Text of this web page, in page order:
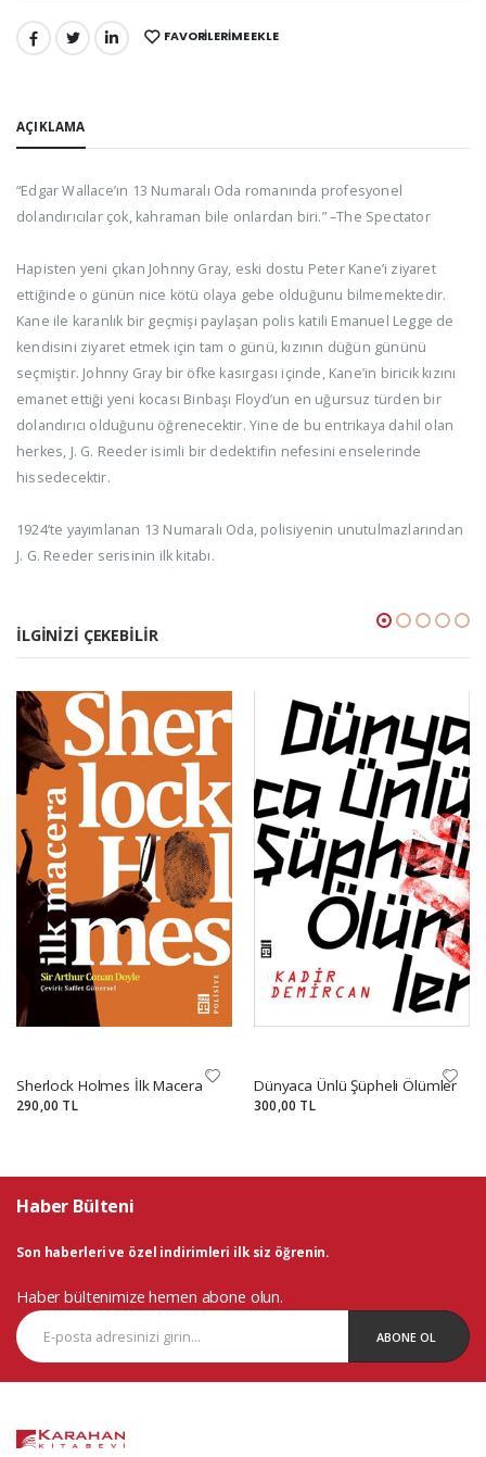
PAYLAŞ: FAVORILERIME EKLE
AÇIKLAMA
“Edgar Wallace’ın 13 Numaralı Oda romanında profesyonel
dolandırıcılar çok, kahraman bile onlardan biri.” –The Spectator
Hapisten yeni çıkan Johnny Gray, eski dostu Peter Kane’i ziyaret
ettiğinde o günün nice kötü olaya gebe olduğunu bilmemektedir.
Kane ile karanlık bir geçmişi paylaşan polis katili Emanuel Legge de
kendisini ziyaret etmek için tam o günü, kızının düğün gününü
seçmiştir. Johnny Gray bir öfke kasırgası içinde, Kane’in biricik kızını
emanet ettiği yeni kocası Binbaşı Floyd’un en uğursuz türden bir
dolandırıcı olduğunu öğrenecektir. Yine de bu entrikaya dahil olan
herkes, J. G. Reeder isimli bir dedektifin nefesini enselerinde
hissedecektir.
1924’te yayımlanan 13 Numaralı Oda, polisiyenin unutulmazlarından
J. G. Reeder serisinin ilk kitabı.
İLGINIZI ÇEKEBILIR
Sherlock Holmes İlk Macera
290,00 TL
Dünyaca Ünlü Şüpheli Ölümler
300,00 TL
Haber Bülteni
Son haberleri ve özel indirimleri ilk siz öğrenin.
Haber bültenimize hemen abone olun.
ABONE OL